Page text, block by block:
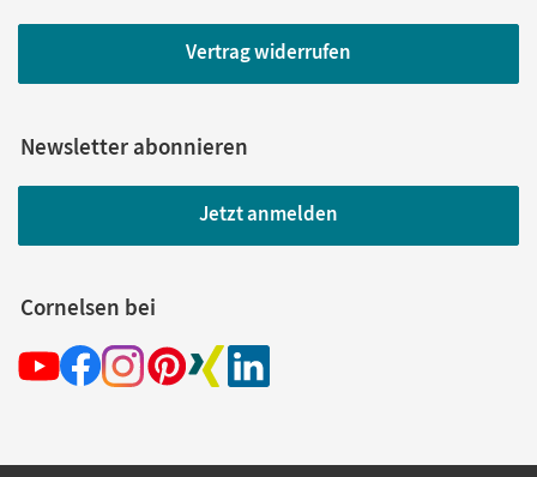
Vertrag widerrufen
Newsletter abonnieren
Jetzt anmelden
Cornelsen bei